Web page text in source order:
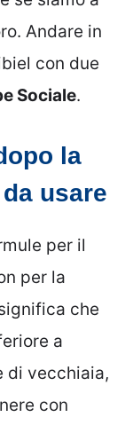
Andare in
con due
Sociale.
la
usare
per il
per la
che
a
di vecchiaia,
con